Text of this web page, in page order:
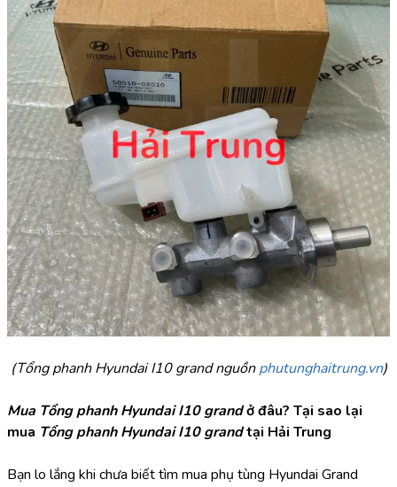
(Tổng phanh Hyundai I10 grand nguồn phutunghaitrung.vn)
Mua Tổng phanh Hyundai I10 grand ở đâu? Tại sao lại
mua Tổng phanh Hyundai I10 grand tại Hải Trung
Bạn lo lắng khi chưa biết tìm mua phụ tùng Hyundai Grand